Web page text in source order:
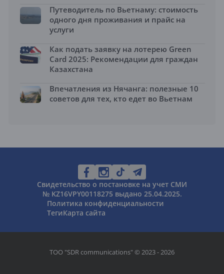
Путеводитель по Вьетнаму: стоимость
одного дня проживания и прайс на
услуги
Как подать заявку на лотерею Green
Card 2025: Рекомендации для граждан
Казахстана
Впечатления из Нячанга: полезные 10
советов для тех, кто едет во Вьетнам
Свидетельство о постановке на учет СМИ
№ KZ16VPY00118275 выдано 25.04.2025.
Политика конфиденциальности
ТегиКарта сайта
ТОО "SDR communications" © 2023 - 2026